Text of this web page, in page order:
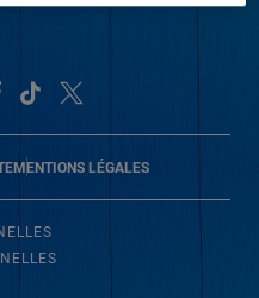
MENTIONS LÉGALES